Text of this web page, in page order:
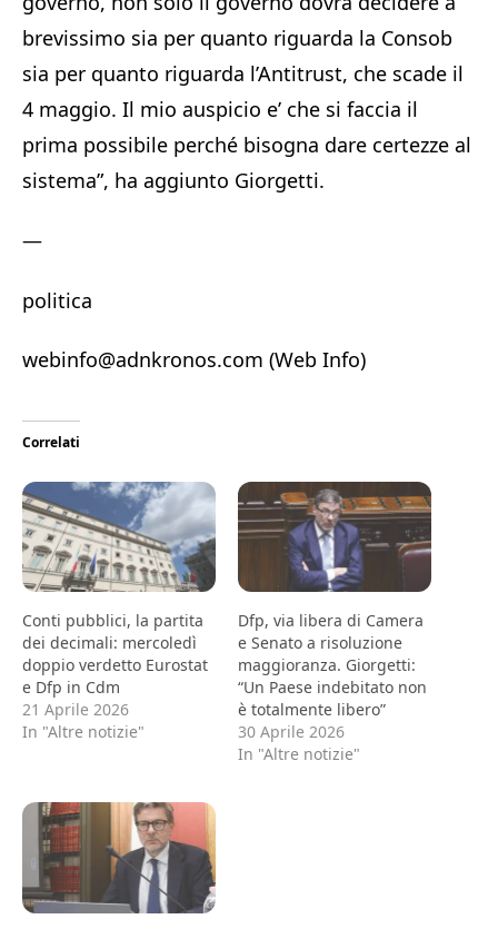
brevissimo sia per quanto riguarda la Consob
sia per quanto riguarda l’Antitrust, che scade il
4 maggio. Il mio auspicio e’ che si faccia il
prima possibile perché bisogna dare certezze al
sistema”, ha aggiunto Giorgetti.
—
politica
webinfo@adnkronos.com (Web Info)
Correlati
Conti pubblici, la partita
dei decimali: mercoledì
doppio verdetto Eurostat
e Dfp in Cdm
21 Aprile 2026
In "Altre notizie"
Dfp, via libera di Camera
e Senato a risoluzione
maggioranza. Giorgetti:
“Un Paese indebitato non
è totalmente libero”
30 Aprile 2026
In "Altre notizie"